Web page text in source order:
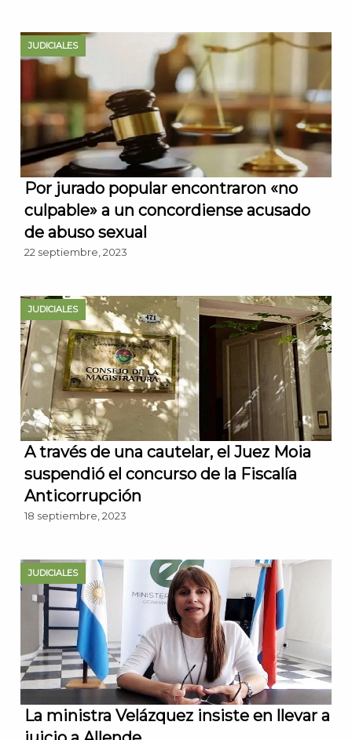
JUDICIALES
Por jurado popular encontraron «no
culpable» a un concordiense acusado
de abuso sexual
22 septiembre, 2023
JUDICIALES
A través de una cautelar, el Juez Moia
suspendió el concurso de la Fiscalía
Anticorrupción
18 septiembre, 2023
JUDICIALES
La ministra Velázquez insiste en llevar a